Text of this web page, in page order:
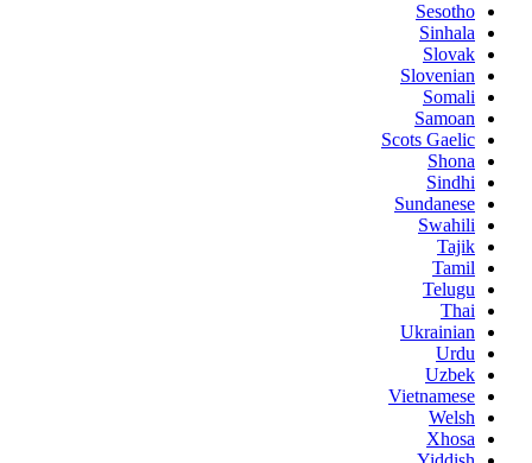
Sesotho
Sinhala
Slovak
Slovenian
Somali
Samoan
Scots Gaelic
Shona
Sindhi
Sundanese
Swahili
Tajik
Tamil
Telugu
Thai
Ukrainian
Urdu
Uzbek
Vietnamese
Welsh
Xhosa